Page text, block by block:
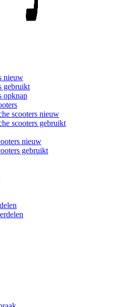
nieuw
gebruikt
opknap
scooters nieuw
scooters gebruikt
nieuw
gebruikt